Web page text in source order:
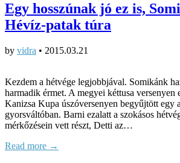
Egy hosszúnak jó ez is,
Hévíz-patak túra
by vidra • 2015.03.21
Kezdem a hétvége legjobbjával. Somikánk
harmadik érmet. A megyei kéttusa versenyen
Kanizsa Kupa úszóversenyen begyűjtött egy
gyorsváltóban. Barni ezalatt a szokásos
mérkőzésein vett részt, Detti az…
Read more →